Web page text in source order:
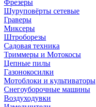
Фрезеры
Шуруповёрты сетевые
Граверы
Миксеры
Штроборезы
Садовая техника
Триммеры и Мотокосы
Цепные пилы
Газонокосилки
Мотоблоки и культиваторы
Снегоуборочные машины
Воздуходувки